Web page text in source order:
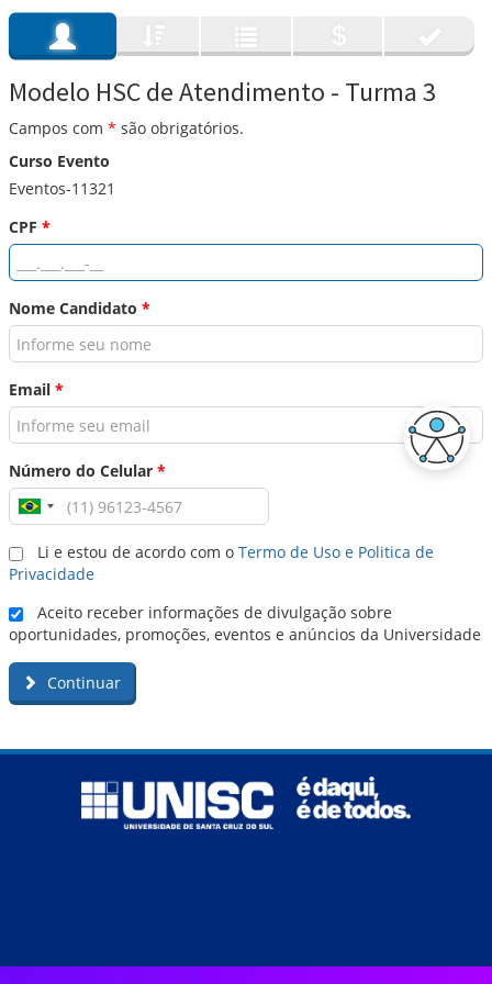
Modelo HSC de Atendimento - Turma 3
Campos com * são obrigatórios.
Curso Evento
Eventos-11321
CPF *
Nome Candidato *
Email *
Número do Celular *
Li e estou de acordo com o Termo de Uso e Politica de
Privacidade
Aceito receber informações de divulgação sobre
oportunidades, promoções, eventos e anúncios da Universidade
Continuar